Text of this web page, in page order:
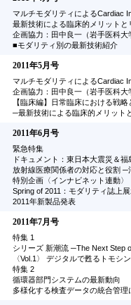
マルチモダリティによるCardiac
最新技術による臨床的メリット
企画協力：田中良一（岩手医科
■モダリティ別の最新技術紹介
2011年5月号
マルチモダリティによるCardiac
企画協力：田中良一（岩手医科
【臨床編】日常臨床における戦略
─最新技術による臨床的メリット
2011年6月号
緊急特集
ドキュメント：東日本大震災＆
放射線医療関係者の対応と役割 ─
特別企画〈インナビネット連動〉
Spring of 2011：モダリティ誌上
2011年新製品発表
2011年7月号
特集 1
シリーズ 新潮流 ─The Next Step
〈Vol.1〉 デジタルで甦るトモシ
特集 2
循環器部門システムの最新動向
多様化する検査データの統合管理